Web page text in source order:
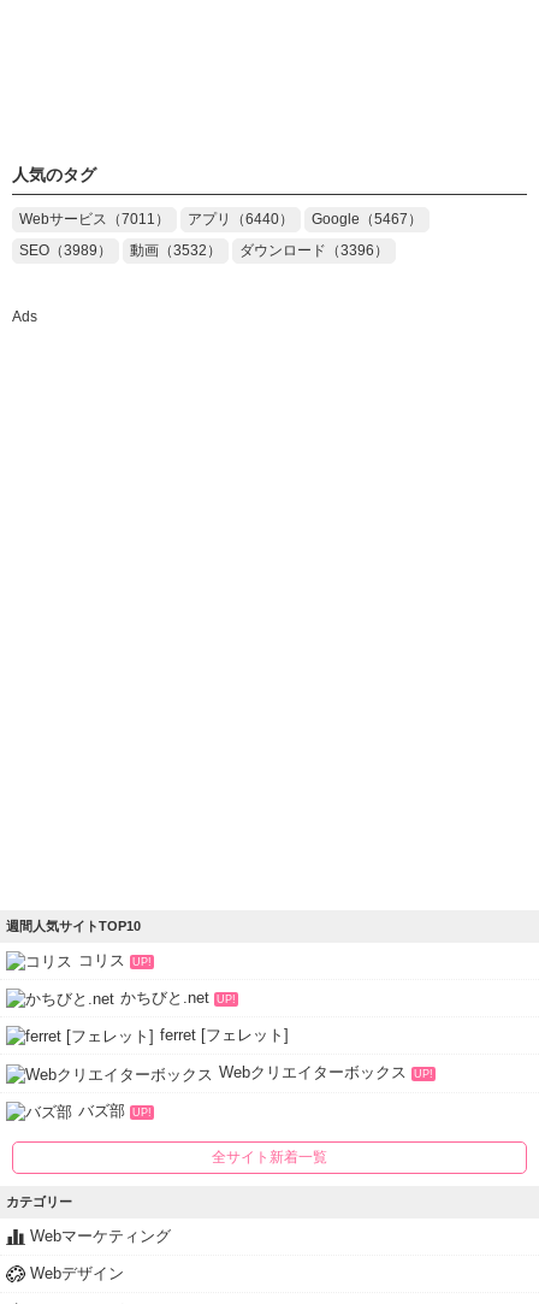
人気のタグ
Webサービス（7011） アプリ（6440）
Google（5467）
SEO（3989）
動画（3532） ダウンロード（3396）
Ads
週間人気サイトTOP10
コリス UP!
かちびと.net UP!
ferret [フェレット]
Webクリエイターボックス UP!
バズ部 UP!
全サイト新着一覧
カテゴリー
Webマーケティング
Webデザイン